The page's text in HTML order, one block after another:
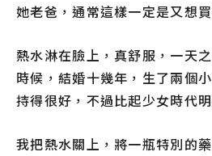
她老爸，通常這樣一定是又想
熱水淋在臉上，真舒服，一天
時候，結婚十幾年，生了兩個
持得很好，不過比起少女時代
我把熱水關上，將一瓶特別的